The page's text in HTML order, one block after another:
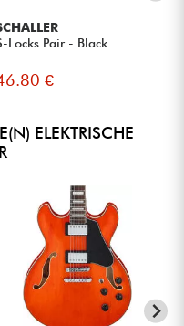
Locks Pair - Black
€
ELEKTRISCHE